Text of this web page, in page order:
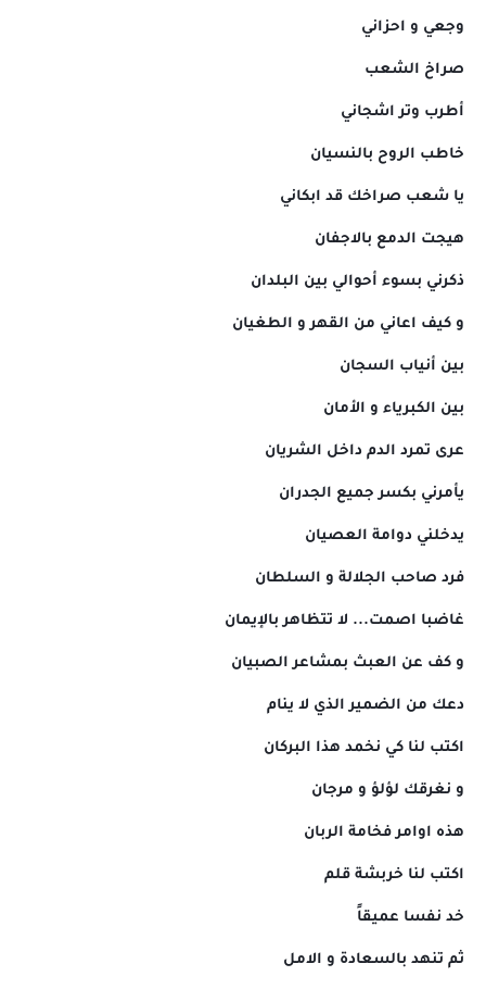
وجعي و احزاني
صراخ الشعب
أطرب وتر اشجاني
خاطب الروح بالنسيان
يا شعب صراخك قد ابكاني
هيجت الدمع بالاجفان
ذكرني بسوء أحوالي بين البلدان
و كيف اعاني من القهر و الطغيان
بين أنياب السجان
بين الكبرياء و الأمان
عرى تمرد الدم داخل الشريان
يأمرني بكسر جميع الجدران
يدخلني دوامة العصيان
فرد صاحب الجلالة و السلطان
غاضبا اصمت... لا تتظاهر بالإيمان
و كف عن العبث بمشاعر الصبيان
دعك من الضمير الذي لا ينام
اكتب لنا كي نخمد هذا البركان
و نغرقك لؤلؤ و مرجان
هذه اوامر فخامة الربان
اكتب لنا خربشة قلم
خد نفسا عميقاً
ثم تنهد بالسعادة و الامل